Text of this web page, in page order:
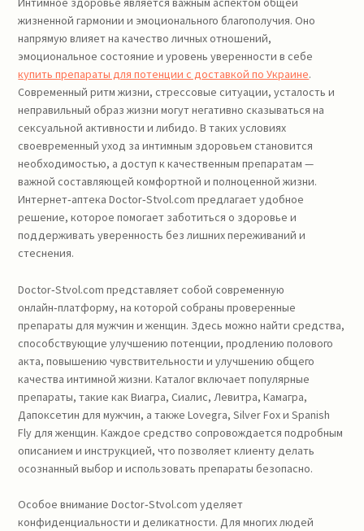
жизненной гармонии и эмоционального благополучия. Оно
напрямую влияет на качество личных отношений,
эмоциональное состояние и уровень уверенности в себе
купить препараты для потенции с доставкой по Украине.
Современный ритм жизни, стрессовые ситуации, усталость и
неправильный образ жизни могут негативно сказываться на
сексуальной активности и либидо. В таких условиях
своевременный уход за интимным здоровьем становится
необходимостью, а доступ к качественным препаратам —
важной составляющей комфортной и полноценной жизни.
Интернет‑аптека Doctor‑Stvol.com предлагает удобное
решение, которое помогает заботиться о здоровье и
поддерживать уверенность без лишних переживаний и
стеснения.
Doctor‑Stvol.com представляет собой современную
онлайн‑платформу, на которой собраны проверенные
препараты для мужчин и женщин. Здесь можно найти средства,
способствующие улучшению потенции, продлению полового
акта, повышению чувствительности и улучшению общего
качества интимной жизни. Каталог включает популярные
препараты, такие как Виагра, Сиалис, Левитра, Камагра,
Дапоксетин для мужчин, а также Lovegra, Silver Fox и Spanish
Fly для женщин. Каждое средство сопровождается подробным
описанием и инструкцией, что позволяет клиенту делать
осознанный выбор и использовать препараты безопасно.
Особое внимание Doctor‑Stvol.com уделяет
конфиденциальности и деликатности. Для многих людей